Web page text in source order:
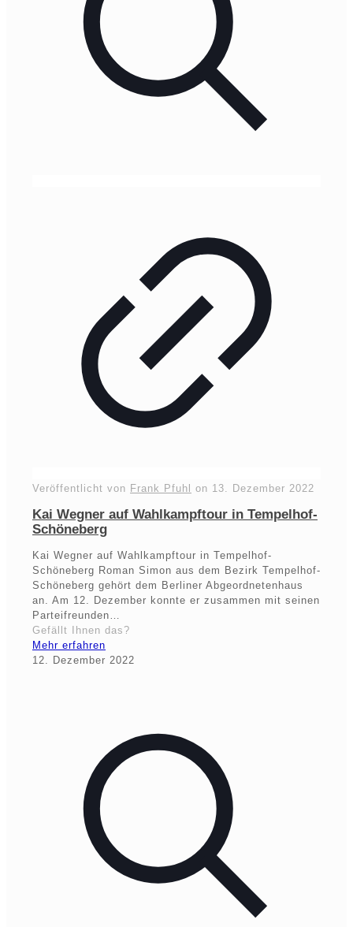
Veröffentlicht von Frank Pfuhl on 13. Dezember 2022
Kai Wegner auf Wahlkampftour in Tempelhof-
Schöneberg
Kai Wegner auf Wahlkampftour in Tempelhof-
Schöneberg Roman Simon aus dem Bezirk Tempelhof-
Schöneberg gehört dem Berliner Abgeordnetenhaus
an. Am 12. Dezember konnte er zusammen mit seinen
Parteifreunden…
Gefällt Ihnen das?
Mehr erfahren
12. Dezember 2022